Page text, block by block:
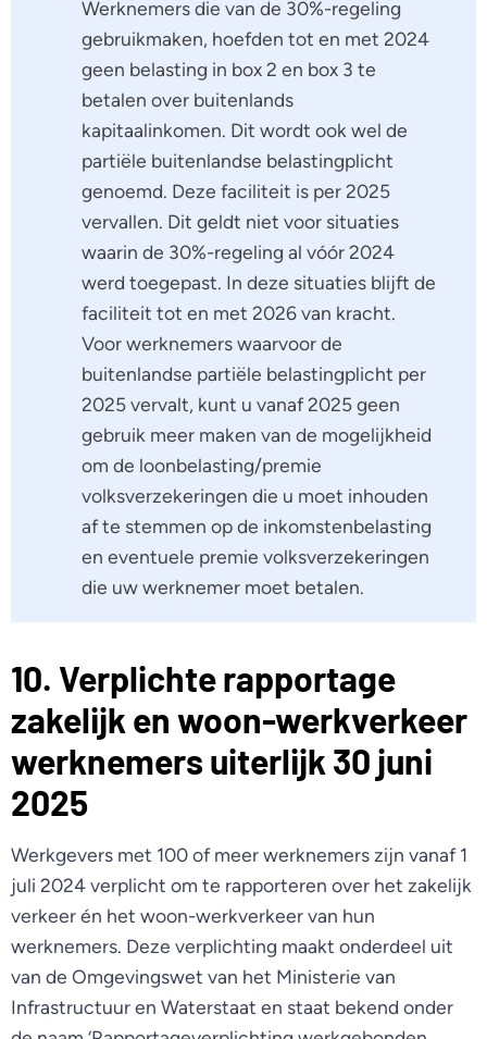
Werknemers die van de 30%-regeling
gebruikmaken, hoefden tot en met 2024
geen belasting in box 2 en box 3 te
betalen over buitenlands
kapitaalinkomen. Dit wordt ook wel de
partiële buitenlandse belastingplicht
genoemd. Deze faciliteit is per 2025
vervallen. Dit geldt niet voor situaties
waarin de 30%-regeling al vóór 2024
werd toegepast. In deze situaties blijft de
faciliteit tot en met 2026 van kracht.
Voor werknemers waarvoor de
buitenlandse partiële belastingplicht per
2025 vervalt, kunt u vanaf 2025 geen
gebruik meer maken van de mogelijkheid
om de loonbelasting/premie
volksverzekeringen die u moet inhouden
af te stemmen op de inkomstenbelasting
en eventuele premie volksverzekeringen
die uw werknemer moet betalen.
10. Verplichte rapportage
zakelijk en woon-werkverkeer
werknemers uiterlijk 30 juni
2025
Werkgevers met 100 of meer werknemers zijn vanaf 1
juli 2024 verplicht om te rapporteren over het zakelijk
verkeer én het woon-werkverkeer van hun
werknemers. Deze verplichting maakt onderdeel uit
van de Omgevingswet van het Ministerie van
Infrastructuur en Waterstaat en staat bekend onder